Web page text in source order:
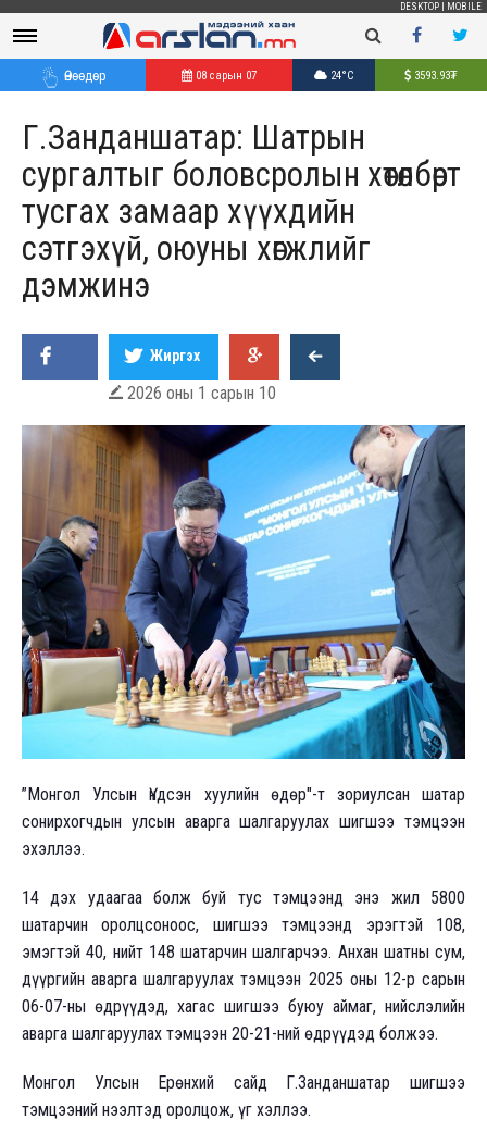
DESKTOP MOBILE
Өнөөдөр 08 сарын 07 24°C 3593.93₮
Г.Занданшатар: Шатрын
сургалтыг боловсролын хөтөлбөрт
тусгах замаар хүүхдийн
сэтгэхүй, оюуны хөгжлийг
дэмжинэ
Жиргэх
 2026 оны 1 сарын 10
”Монгол Улсын Үндсэн хуулийн өдөр"-т зориулсан шатар
сонирхогчдын улсын аварга шалгаруулах шигшээ тэмцээн
эхэллээ.
14 дэх удаагаа болж буй тус тэмцээнд энэ жил 5800
шатарчин оролцсоноос, шигшээ тэмцээнд эрэгтэй 108,
эмэгтэй 40, нийт 148 шатарчин шалгарчээ. Анхан шатны сум,
дүүргийн аварга шалгаруулах тэмцээн 2025 оны 12-р сарын
06-07-ны өдрүүдэд, хагас шигшээ буюу аймаг, нийслэлийн
аварга шалгаруулах тэмцээн 20-21-ний өдрүүдэд болжээ.
Монгол Улсын Ерөнхий сайд Г.Занданшатар шигшээ
тэмцээний нээлтэд оролцож, үг хэллээ.